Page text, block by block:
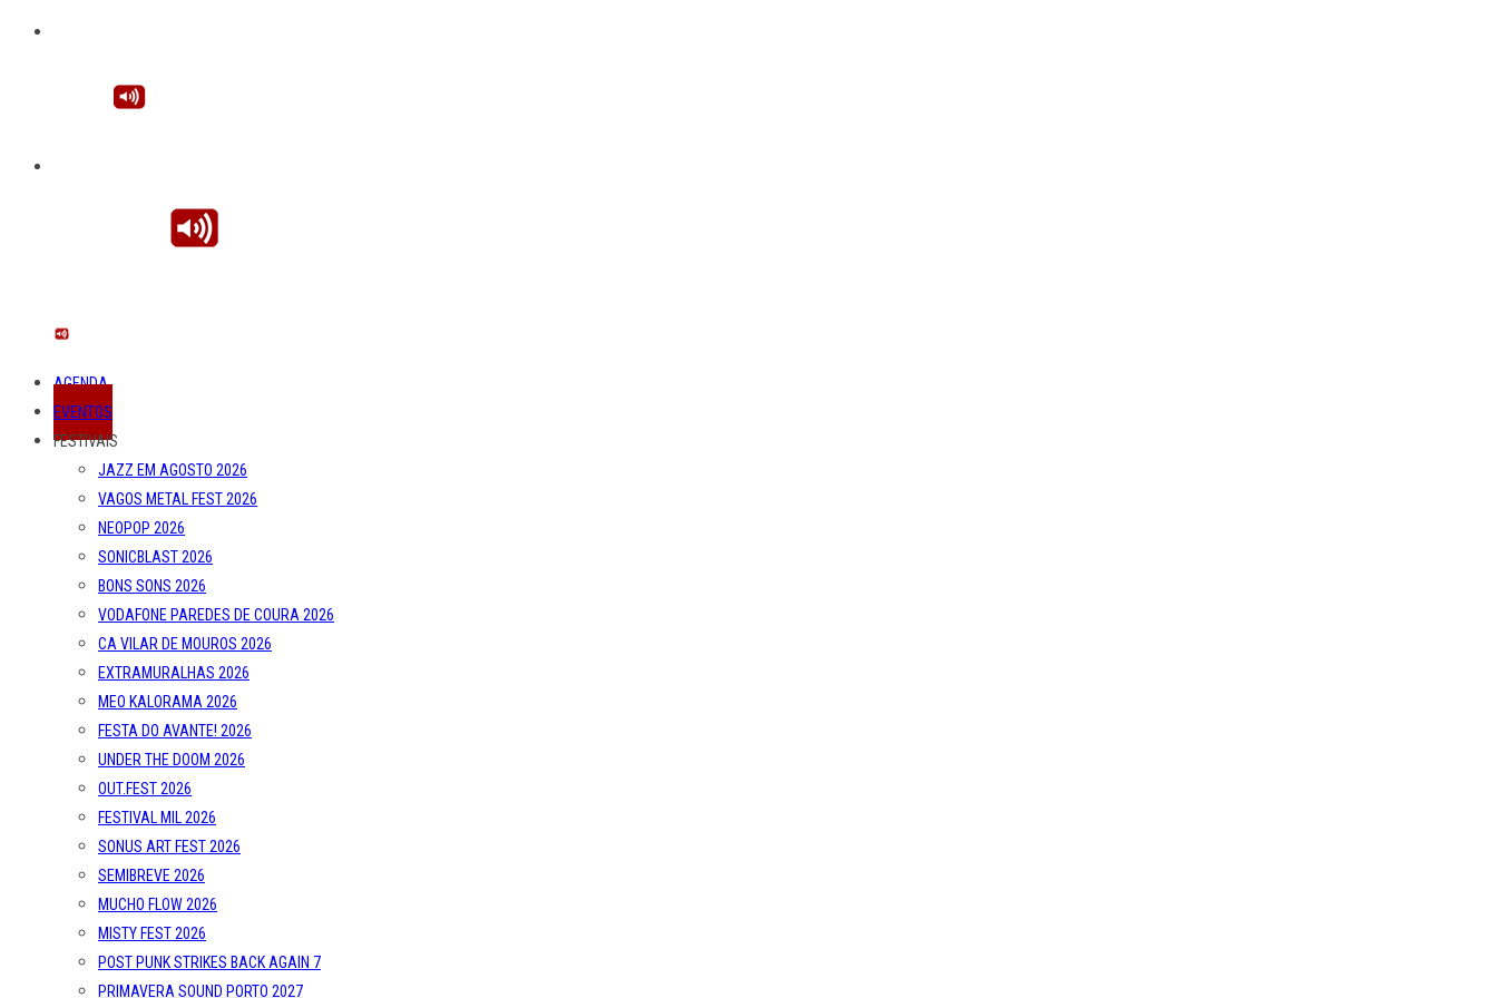
AGENDA
EVENTOS
FESTIVAIS
JAZZ EM AGOSTO 2026
VAGOS METAL FEST 2026
NEOPOP 2026
SONICBLAST 2026
BONS SONS 2026
VODAFONE PAREDES DE COURA 2026
CA VILAR DE MOUROS 2026
EXTRAMURALHAS 2026
MEO KALORAMA 2026
FESTA DO AVANTE! 2026
UNDER THE DOOM 2026
OUT.FEST 2026
FESTIVAL MIL 2026
SONUS ART FEST 2026
SEMIBREVE 2026
MUCHO FLOW 2026
MISTY FEST 2026
POST PUNK STRIKES BACK AGAIN 7
PRIMAVERA SOUND PORTO 2027